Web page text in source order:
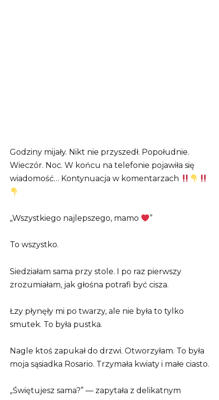
Godziny mijały. Nikt nie przyszedł. Popołudnie.
Wieczór. Noc. W końcu na telefonie pojawiła się
wiadomość… Kontynuacja w komentarzach
„Wszystkiego najlepszego, mamo ”
To wszystko.
Siedziałam sama przy stole. I po raz pierwszy
zrozumiałam, jak głośna potrafi być cisza.
Łzy płynęły mi po twarzy, ale nie była to tylko
smutek. To była pustka.
Nagle ktoś zapukał do drzwi. Otworzyłam. To była
moja sąsiadka Rosario. Trzymała kwiaty i małe ciasto.
„Świętujesz sama?” — zapytała z delikatnym